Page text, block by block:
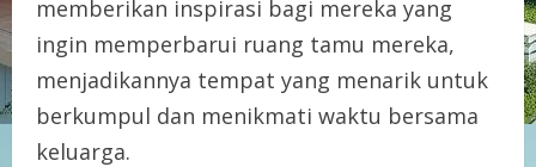
memberikan inspirasi bagi mereka yang
ingin memperbarui ruang tamu mereka,
menjadikannya tempat yang menarik untuk
berkumpul dan menikmati waktu bersama
keluarga.